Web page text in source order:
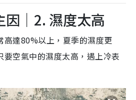
｜2. 濕度太高
高達80%以上，夏季的濕度更
要空氣中的濕度太高，遇上冷表